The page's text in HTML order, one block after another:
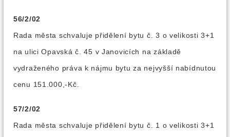
56/2/02
Rada města schvaluje přidělení bytu č. 3 o velikosti 3+1
na ulici Opavská č. 45 v Janovicích na základě
vydraženého práva k nájmu bytu za nejvyšší nabídnutou
cenu 151.000,-Kč.
57/2/02
Rada města schvaluje přidělení bytu č. 1 o velikosti 3+1